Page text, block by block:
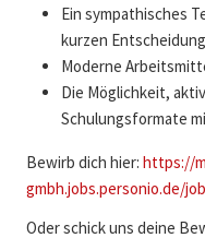
Ein sympathisches
kurzen
Moderne
Die Möglichkeit,
Schulungsformate
Bewirb dich hier: https://
gmbh.jobs.personio.de/
Oder schick uns deine